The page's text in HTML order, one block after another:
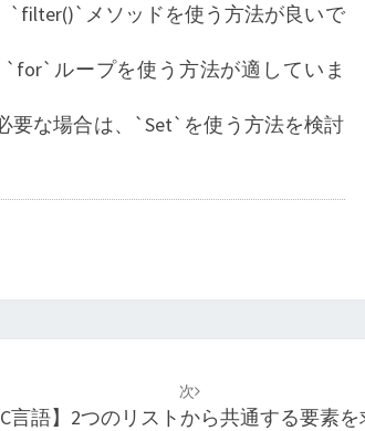
`filter()`メソッドを使う方法が良いで
ループを使う方法が適していま
要な場合は、`Set`を使う方法を検討
次
C言語】2つのリストから共通する要素